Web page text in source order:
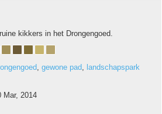
kikkers in het Drongengoed.
, gewone pad, landschapspark
Mar, 2014